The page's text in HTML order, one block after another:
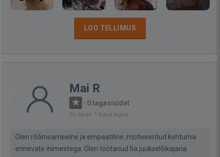
LOO TELLIMUS
Mai R
· 0 tagasisidet
Oli saidil: 1 kuud tagasi
Olen rõõmsameelne ja empaatiline ,motiveeritud kohtuma
erinevate inimestega. Olen töötanud 5a juukselõikajana.